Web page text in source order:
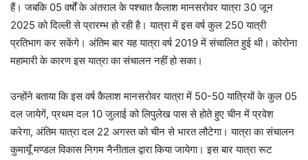
हैं। जबकि 05 वर्षों के अंतराल के पश्चात कैलाश मानसरोवर यात्रा 30 जून
2025 को दिल्ली से प्रारम्भ हो रही है। यात्रा में इस वर्ष कुल 250 यात्री
प्रतिभाग कर सकेंगे। अंतिम बार यह यात्रा वर्ष 2019 में संचालित हुई थी। कोरोना
महामारी के कारण इस यात्रा का संचालन नहीं हो सका।
उन्होंने बताया कि इस वर्ष कैलाश मानसरोवर यात्रा में 50-50 यात्रियों के कुल 05
दल जायेगें, प्रथम दल 10 जुलाई को लिपुलेख पास से होते हुए चीन में प्रवेश
करेगा, अंतिम यात्रा दल 22 अगस्त को चीन से भारत लौटेगा। यात्रा का संचालन
कुमायूँ मण्डल विकास निगम नैनीताल द्वारा किया जायेगा। इस बार यात्रा रूट